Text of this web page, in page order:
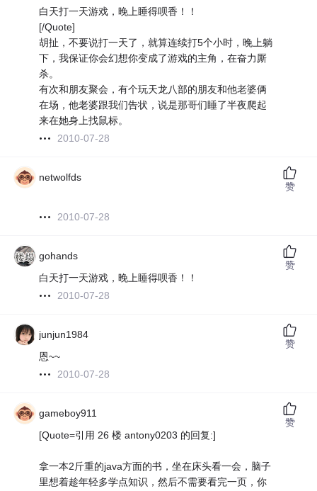
白天打一天游戏，晚上睡得呗香！！
[/Quote]
胡扯，不要说打一天了，就算连续打5个小时，晚上躺
下，我保证你会幻想你变成了游戏的主角，在奋力厮
杀。
有次和朋友聚会，有个玩天龙八部的朋友和他老婆俩
在场，他老婆跟我们告状，说是那哥们睡了半夜爬起
来在她身上找鼠标。
2010-07-28
netwolfds
2010-07-28
赞
gohands
白天打一天游戏，晚上睡得呗香！！
2010-07-28
赞
junjun1984
恩~~
2010-07-28
赞
gameboy911
[Quote=引用 26 楼 antony0203 的回复:]
拿一本2斤重的java方面的书，坐在床头看一会，脑子
里想着趁年轻多学点知识，然后不需要看完一页，你
赞